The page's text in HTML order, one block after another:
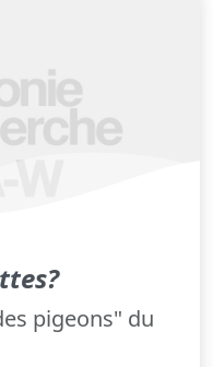
pigeons" du